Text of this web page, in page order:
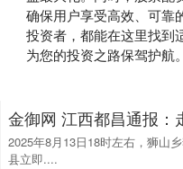
确保用户享受高效、可靠
投资者，都能在这里找到
为您的投资之路保驾护航。
2025年8月13日18时左右，狮山
县立即....